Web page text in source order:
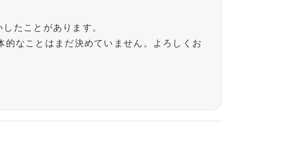
たことがあります。
なことはまだ決めていません。よろしくお